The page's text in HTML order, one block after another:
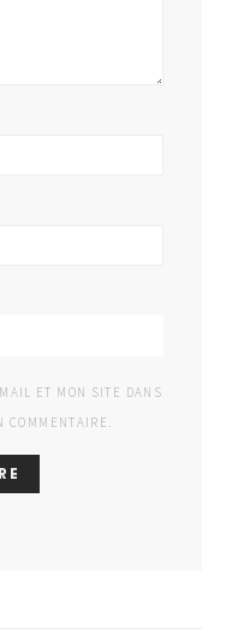
ET MON SITE DANS
COMMENTAIRE.